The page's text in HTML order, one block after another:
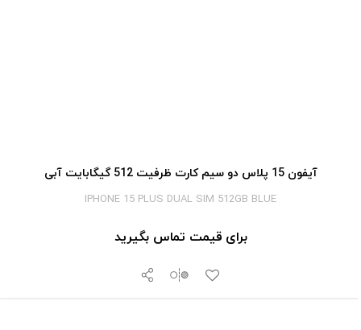
آیفون 15 پلاس دو سیم کارت ظرفیت 512 گیگابایت آبی
IPHONE 15 PLUS DUAL SIM 512GB BLUE
برای قیمت تماس بگیرید